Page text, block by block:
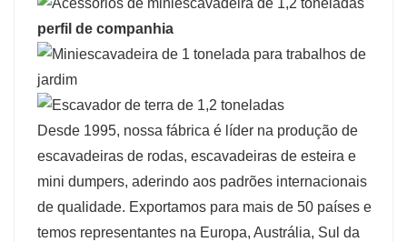
perfil de companhia
Desde 1995, nossa fábrica é líder na produção de
escavadeiras de rodas, escavadeiras de esteira e
mini dumpers, aderindo aos padrões internacionais
de qualidade. Exportamos para mais de 50 países e
temos representantes na Europa, Austrália, Sul da